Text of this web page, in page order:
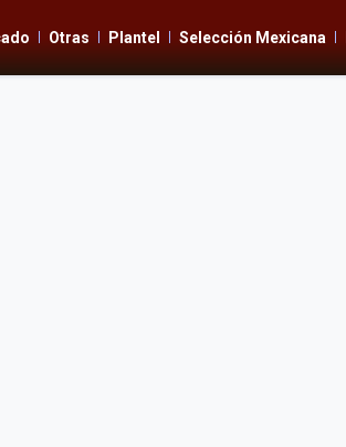
Otras Plantel Selección Mexicana